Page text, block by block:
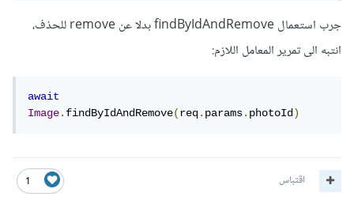
جرب استعمال findByIdAndRemove بدلا عن remove للحذف،
انتبه الى تمرير المعامل اللازم:
await
Image.findByIdAndRemove(req.params.photoId)
1 اقتباس